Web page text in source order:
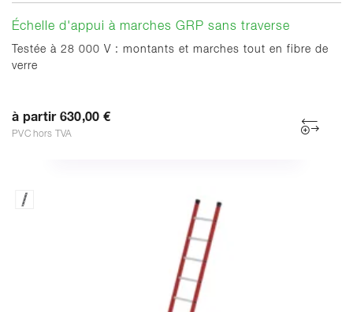
Échelle d'appui à marches GRP sans traverse
Testée à 28 000 V : montants et marches tout en fibre de
verre
à partir 630,00 €
PVC hors TVA